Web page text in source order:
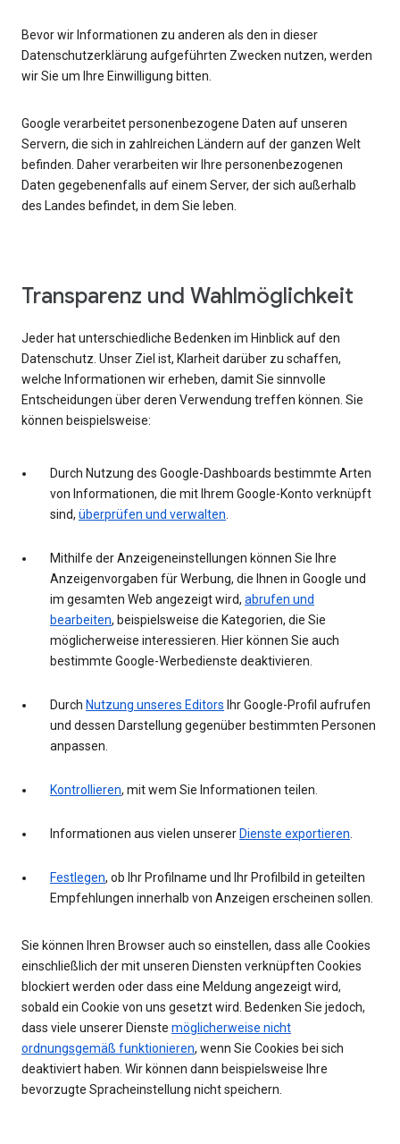
Bevor wir Informationen zu anderen als den in dieser
Datenschutzerklärung aufgeführten Zwecken nutzen, werden
wir Sie um Ihre Einwilligung bitten.
Google verarbeitet personenbezogene Daten auf unseren
Servern, die sich in zahlreichen Ländern auf der ganzen Welt
befinden. Daher verarbeiten wir Ihre personenbezogenen
Daten gegebenenfalls auf einem Server, der sich außerhalb
des Landes befindet, in dem Sie leben.
Transparenz und Wahlmöglichkeit
Jeder hat unterschiedliche Bedenken im Hinblick auf den
Datenschutz. Unser Ziel ist, Klarheit darüber zu schaffen,
welche Informationen wir erheben, damit Sie sinnvolle
Entscheidungen über deren Verwendung treffen können. Sie
können beispielsweise:
Durch Nutzung des Google-Dashboards bestimmte Arten
von Informationen, die mit Ihrem Google-Konto verknüpft
sind, überprüfen und verwalten.
Mithilfe der Anzeigeneinstellungen können Sie Ihre
Anzeigenvorgaben für Werbung, die Ihnen in Google und
im gesamten Web angezeigt wird, abrufen und
bearbeiten, beispielsweise die Kategorien, die Sie
möglicherweise interessieren. Hier können Sie auch
bestimmte Google-Werbedienste deaktivieren.
Durch Nutzung unseres Editors Ihr Google-Profil aufrufen
und dessen Darstellung gegenüber bestimmten Personen
anpassen.
Kontrollieren, mit wem Sie Informationen teilen.
Informationen aus vielen unserer Dienste exportieren.
Festlegen, ob Ihr Profilname und Ihr Profilbild in geteilten
Empfehlungen innerhalb von Anzeigen erscheinen sollen.
Sie können Ihren Browser auch so einstellen, dass alle Cookies
einschließlich der mit unseren Diensten verknüpften Cookies
blockiert werden oder dass eine Meldung angezeigt wird,
sobald ein Cookie von uns gesetzt wird. Bedenken Sie jedoch,
dass viele unserer Dienste möglicherweise nicht
ordnungsgemäß funktionieren, wenn Sie Cookies bei sich
deaktiviert haben. Wir können dann beispielsweise Ihre
bevorzugte Spracheinstellung nicht speichern.